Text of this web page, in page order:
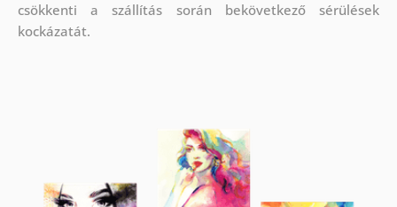
csökkenti a szállítás során bekövetkező sérülések
kockázatát.